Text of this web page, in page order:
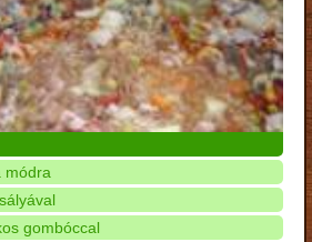
módra
gombóccal